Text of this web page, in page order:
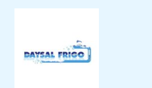
İçeriğe